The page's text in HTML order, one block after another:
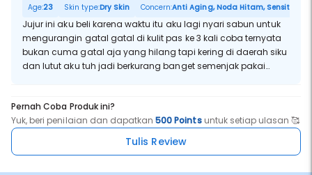
Age:23 Skin type:Dry Skin Concern:Anti Aging, Noda Hitam, Sensitif,
Jujur ini aku beli karena waktu itu aku lagi nyari sabun untuk
mengurangin gatal gatal di kulit pas ke 3 kali coba ternyata
bukan cuma gatal aja yang hilang tapi kering di daerah siku
dan lutut aku tuh jadi berkurang banget semenjak pakai
Pernah Coba Produk ini?
Yuk, beri penilaian dan dapatkan500 Pointsuntuk setiap ulasan 🥰
Tulis Review